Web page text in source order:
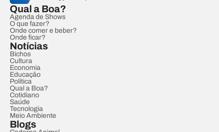
Qual a Boa?
Agenda de Shows
O que fazer?
Onde comer e beber?
Onde ficar?
Notícias
Bichos
Cultura
Economia
Educação
Política
Qual a Boa?
Cotidiano
Saúde
Tecnologia
Meio Ambiente
Blogs